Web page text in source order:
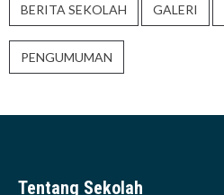
BERITA SEKOLAH GALERI
PENGUMUMAN
Tentang Sekolah